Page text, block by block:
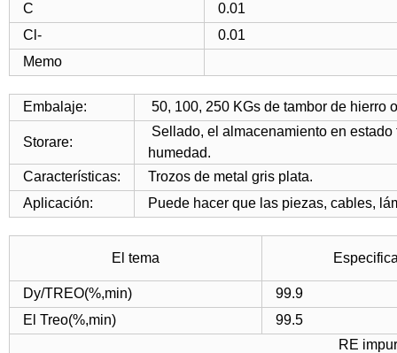
C
0.01
Cl-
0.01
Memo
Embalaje: 50, 100, 250 KGs de tambor de hierro
Storare:
Sellado, el almacenamiento en
humedad.
Características:
Trozos de metal gris plata.
Aplicación:
Puede hacer que las piezas, cables,
El tema
Dy/TREO(%,min)
99.9
El Treo(%,min)
99.5
RE